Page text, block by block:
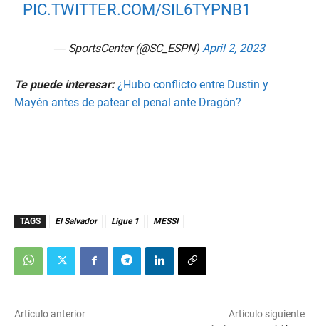
PIC.TWITTER.COM/SIL6TYPNB1
— SportsCenter (@SC_ESPN) April 2, 2023
Te puede interesar: ¿Hubo conflicto entre Dustin y
Mayén antes de patear el penal ante Dragón?
TAGS El Salvador Ligue 1 MESSI
Artículo anterior Artículo siguiente